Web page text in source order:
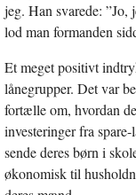
jeg. Han svarede:
lod man formanden
Et meget positivt
lånegrupper. Det var
fortælle om, hvordan
investeringer fra
sende deres børn i
økonomisk til